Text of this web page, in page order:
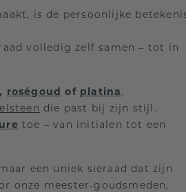
is de persoonlijke
volledig zelf samen – tot in
, roségoud of platina .
die past bij zijn stijl.
toe – van initialen tot een
een uniek sieraad dat zijn
onze meester-goudsmeden,